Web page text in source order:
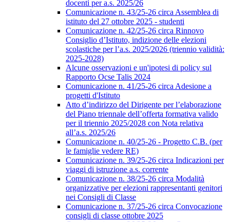
docenti per a.s. 2025/26
Comunicazione n. 43/25-26 circa Assemblea di
istituto del 27 ottobre 2025 - studenti
Comunicazione n. 42/25-26 circa Rinnovo
Consiglio d’Istituto, indizione delle elezioni
scolastiche per l’a.s. 2025/2026 (triennio validità:
2025-2028)
Alcune osservazioni e un'ipotesi di policy sul
Rapporto Ocse Talis 2024
Comunicazione n. 41/25-26 circa Adesione a
progetti d'Istituto
Atto d’indirizzo del Dirigente per l’elaborazione
del Piano triennale dell’offerta formativa valido
per il triennio 2025/2028 con Nota relativa
all’a.s. 2025/26
Comunicazione n. 40/25-26 - Progetto C.B. (per
le famiglie vedere RE)
Comunicazione n. 39/25-26 circa Indicazioni per
viaggi di istruzione a.s. corrente
Comunicazione n. 38/25-26 circa Modalità
organizzative per elezioni rappresentanti genitori
nei Consigli di Classe
Comunicazione n. 37/25-26 circa Convocazione
consigli di classe ottobre 2025